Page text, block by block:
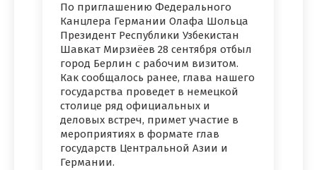
По приглашению Федерального
Канцлера Германии Олафа Шольца
Президент Республики Узбекистан
Шавкат Мирзиёев 28 сентября отбыл
город Берлин с рабочим визитом.
Как сообщалось ранее, глава нашего
государства проведет в немецкой
столице ряд официальных и
деловых встреч, примет участие в
мероприятиях в формате глав
государств Центральной Азии и
Германии.